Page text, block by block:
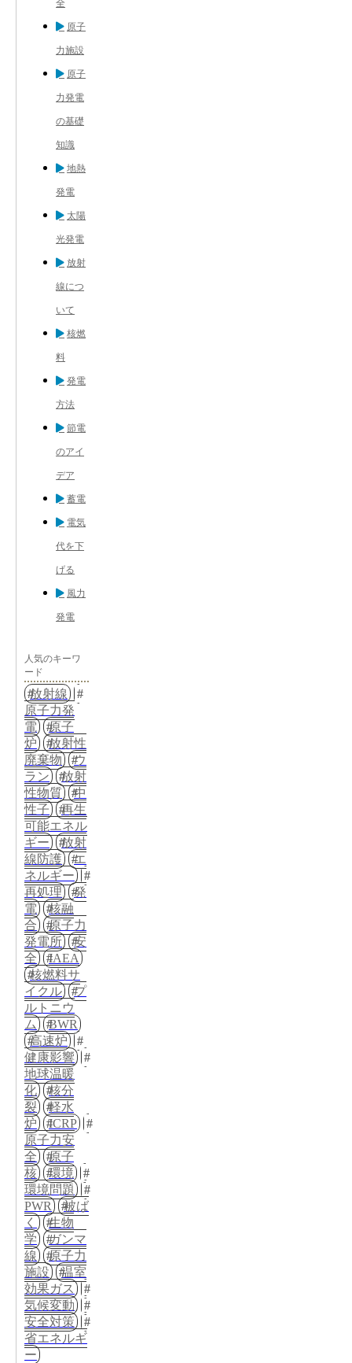
全
原子
力施設
原子
力発電
の基礎
知識
地熱
発電
太陽
光発電
放射
線につ
いて
核燃
料
発電
方法
節電
のアイ
デア
蓄電
電気
代を下
げる
風力
発電
人気のキーワ
ード
放射線
原子力発
電
原子
炉
放射性
廃棄物
ウ
ラン
放射
性物質
中
性子
再生
可能エネル
ギー
放射
線防護
エ
ネルギー
再処理
発
電
核融
合
原子力
発電所
安
全
IAEA
核燃料サ
イクル
プ
ルトニウ
ム
BWR
高速炉
健康影響
地球温暖
化
核分
裂
軽水
炉
ICRP
原子力安
全
原子
核
環境
環境問題
PWR
被ば
く
生物
学
ガンマ
線
原子力
施設
温室
効果ガス
気候変動
安全対策
省エネルギ
ー